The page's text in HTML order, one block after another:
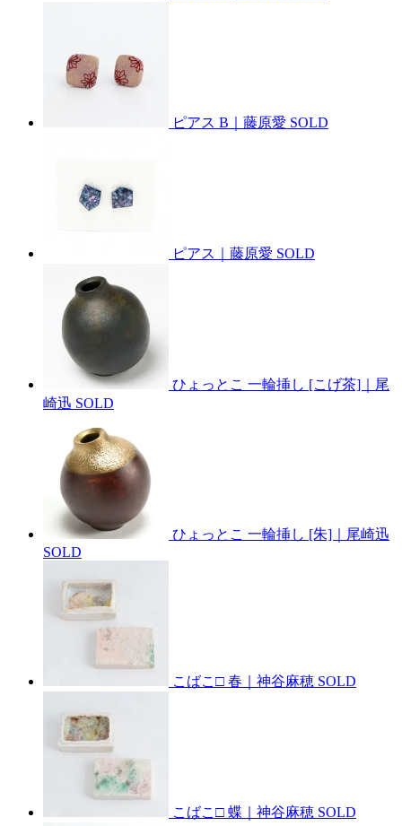
ピアス B｜藤原愛 SOLD
ピアス｜藤原愛 SOLD
ひょっとこ 一輪挿し [こげ茶]｜尾
崎迅 SOLD
ひょっとこ 一輪挿し [朱]｜尾崎迅
SOLD
こばこ□ 春｜神谷麻穂 SOLD
こばこ□ 蝶｜神谷麻穂 SOLD